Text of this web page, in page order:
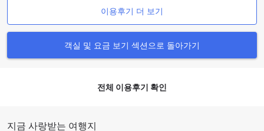
보여주면 친절한 기사들이 신속하게 안내해 드립니다. 또한, 공
항에서 바로 연결되는 공항 익스프레스 열차를 타고 홍콩 역(홍
동하는 것도 좋은 방법입니다. 홍콩 역에서 택시를 이용하면 약
15분 정도 걸리며, 주변 지역의 풍경을 감상하며 여행의 시작을
램블러 오아시스 호텔 주변의 매력적인 명소들
시 풍경이 어우러진 다양한 명소들과 가까운 위치에 자리잡고
이용후기 더 보기
객실 및 요금 보기 섹션으로 돌아가기
전체 이용후기 확인
지금 사랑받는 여행지